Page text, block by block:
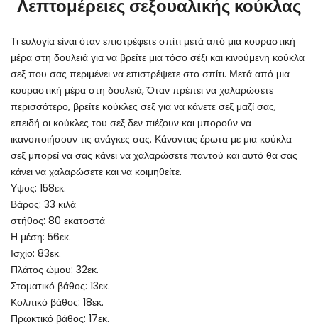
Λεπτομέρειες σεξουαλικής κούκλας
Τι ευλογία είναι όταν επιστρέφετε σπίτι μετά από μια κουραστική
μέρα στη δουλειά για να βρείτε μια τόσο σέξι και κινούμενη κούκλα
σεξ που σας περιμένει να επιστρέψετε στο σπίτι. Μετά από μια
κουραστική μέρα στη δουλειά, Όταν πρέπει να χαλαρώσετε
περισσότερο, βρείτε κούκλες σεξ για να κάνετε σεξ μαζί σας,
επειδή οι κούκλες του σεξ δεν πιέζουν και μπορούν να
ικανοποιήσουν τις ανάγκες σας. Κάνοντας έρωτα με μια κούκλα
σεξ μπορεί να σας κάνει να χαλαρώσετε παντού και αυτό θα σας
κάνει να χαλαρώσετε και να κοιμηθείτε.
Υψος: 158εκ.
Βάρος: 33 κιλά
στήθος: 80 εκατοστά
Η μέση: 56εκ.
Ισχίο: 83εκ.
Πλάτος ώμου: 32εκ.
Στοματικό βάθος: 13εκ.
Κολπικό βάθος: 18εκ.
Πρωκτικό βάθος: 17εκ.